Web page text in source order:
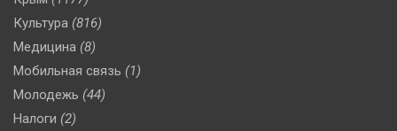
Культура (816)
Медицина (8)
Мобильная связь (1)
Молодежь (44)
Налоги (2)